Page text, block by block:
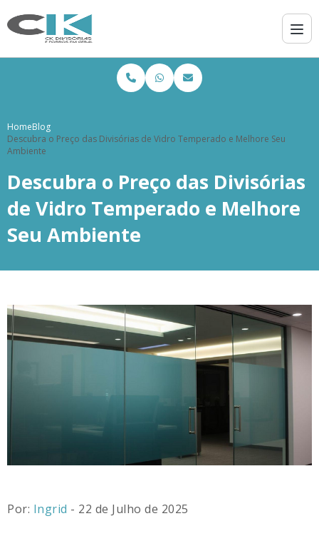
HomeBlog
Descubra o Preço das Divisórias de Vidro Temperado e Melhore Seu
Ambiente
Descubra o Preço das Divisórias
de Vidro Temperado e Melhore
Seu Ambiente
Por: Ingrid - 22 de Julho de 2025